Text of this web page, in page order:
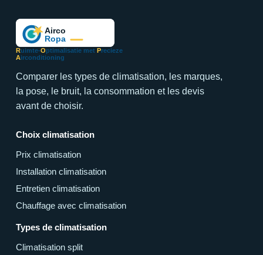
Ruimte-Optimalisatie met Precieze
Airconditioning
Comparer les types de climatisation, les marques,
la pose, le bruit, la consommation et les devis
avant de choisir.
Choix climatisation
Prix climatisation
Installation climatisation
Entretien climatisation
Chauffage avec climatisation
Types de climatisation
Climatisation split